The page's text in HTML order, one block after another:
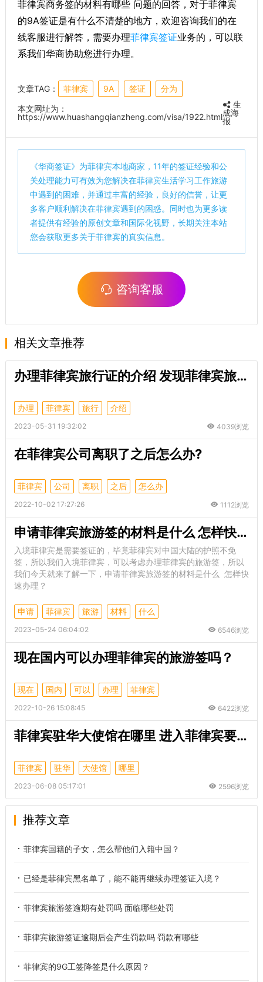
菲律宾商务签的材料有哪些 问题的回答，对于菲律宾
的9A签证是有什么不清楚的地方，欢迎咨询我们的在
线客服进行解答，需要办理菲律宾签证业务的，可以联
系我们华商协助您进行办理。
文章TAG： 菲律宾 9A 签证
分为
本文网址为：
https://www.huashangqianzheng.com/visa/1922.html
生
成海
报
《华商签证》为菲律宾本地商家，11年的签证经验和公
关处理能力可有效为您解决在菲律宾生活学习工作旅游
中遇到的困难，并通过丰富的经验，良好的信誉，让更
多客户顺利解决在菲律宾遇到的困惑。同时也为更多读
者提供有经验的原创文章和国际化视野，长期关注本站
您会获取更多关于菲律宾的真实信息。
咨询客服
相关文章推荐
办理菲律宾旅行证的介绍 发现菲律宾旅游签逾期了怎么办
办理 菲律宾 旅行 介绍
2023-05-31 19:32:02 4039浏览
在菲律宾公司离职了之后怎么办?
菲律宾 公司 离职 之后 怎么办
2022-10-02 17:27:26 1112浏览
申请菲律宾旅游签的材料是什么 怎样快速办理
入境菲律宾是需要签证的，毕竟菲律宾对中国大陆的护照不免
签，所以我们入境菲律宾，可以考虑办理菲律宾的旅游签，所以
我们今天就来了解一下，申请菲律宾旅游签的材料是什么 怎样快
速办理？
申请 菲律宾 旅游 材料 什么
2023-05-24 06:04:02 6546浏览
现在国内可以办理菲律宾的旅游签吗？
现在 国内 可以 办理 菲律宾
2022-10-26 15:08:45 6422浏览
菲律宾驻华大使馆在哪里 进入菲律宾要办什么签证
菲律宾 驻华 大使馆 哪里
2023-06-08 05:17:01 2596浏览
推荐文章
菲律宾国籍的子女，怎么帮他们入籍中国？
已经是菲律宾黑名单了，能不能再继续办理签证入境？
菲律宾旅游签逾期有处罚吗 面临哪些处罚
菲律宾旅游签证逾期后会产生罚款吗 罚款有哪些
菲律宾的9G工签降签是什么原因？